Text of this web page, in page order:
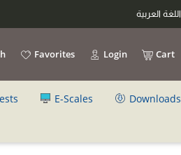
Favorites Login Cart
E-Scales
Downloads